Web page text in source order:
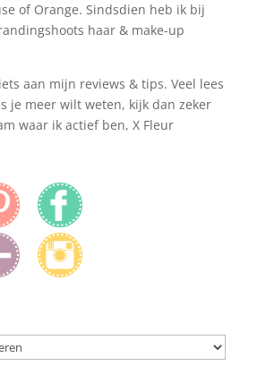
of Orange. Sindsdien heb ik bij
haar & make-up
aan mijn reviews & tips. Veel lees
je meer wilt weten, kijk dan zeker
waar ik actief ben, X Fleur